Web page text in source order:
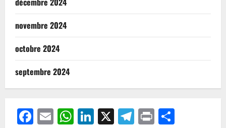
novembre 2024
octobre 2024
septembre 2024
Facebook
EmailWhatsApp
LinkedIn
X Telegram
Print